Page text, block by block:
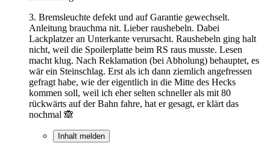
3. Bremsleuchte defekt und auf Garantie gewechselt.
Anleitung brauchma nit. Lieber raushebeln. Dabei
Lackplatzer an Unterkante verursacht. Raushebeln ging halt
nicht, weil die Spoilerplatte beim RS raus musste. Lesen
macht klug. Nach Reklamation (bei Abholung) behauptet, es
wär ein Steinschlag. Erst als ich dann ziemlich angefressen
gefragt habe, wie der eigentlich in die Mitte des Hecks
kommen soll, weil ich eher selten schneller als mit 80
rückwärts auf der Bahn fahre, hat er gesagt, er klärt das
nochmal 🙈
Inhalt melden